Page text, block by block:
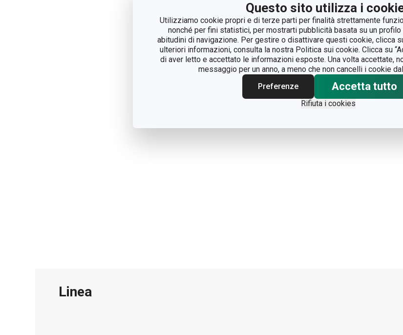
Questo sito utilizza i
Utilizziamo cookie propri e di terze parti per finalità strettamente
nonché per fini statistici, per mostrarti pubblicità basata su un
abitudini di navigazione. Per gestire o disattivare questi cookie, clicca
ulteriori informazioni, consulta la nostra Politica sui cookie. Clicca su
di aver letto e accettato le informazioni esposte. Una volta accettate,
messaggio per un anno, a meno che non cancelli i cookie
Preferenze
Accetta tutto
Rifiuta i cookies
Linea